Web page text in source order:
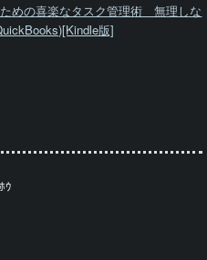
めの喜楽なタスク管理術 無理しな
版]
ｳ